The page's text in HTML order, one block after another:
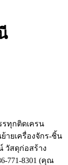
รทุกติดเครน
ายเครื่องจักร-ชิ้น
วัสดุก่อสร้าง
771-8301 (คุณ